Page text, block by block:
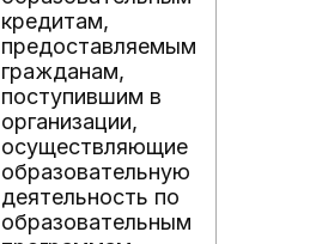
кредитам,
предоставляемым
гражданам,
поступившим в
организации,
осуществляющие
образовательную
деятельность по
образовательным